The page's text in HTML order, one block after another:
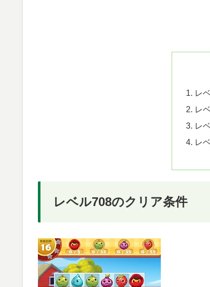
レ
レ
レ
レ
レベル708のクリア条件